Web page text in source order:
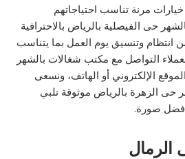
خيارات مرنة تناسب احتياجاتهم
حى الفيصلية بالرياض بالاحترافية
انتظام وتنسيق يوم العمل بما يتناسب
التواصل مع مكتب شغالات بالشهر
الإلكتروني أو الهاتف، ونسعى
حى الزهرة بالرياض موثوقة تلبي
صورة.
الرمال